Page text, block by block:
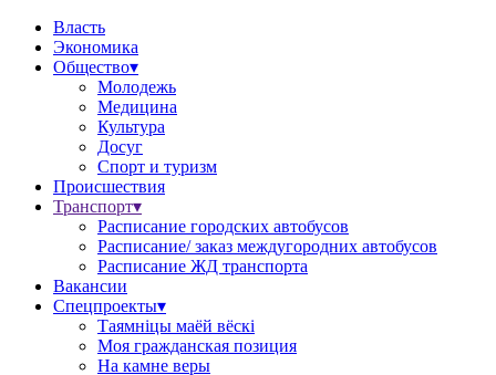
Власть
Экономика
Общество▾
Молодежь
Медицина
Культура
Досуг
Спорт и туризм
Происшествия
Транспорт▾
Расписание городских автобусов
Расписание/ заказ междугородних автобусов
Расписание ЖД транспорта
Вакансии
Спецпроекты▾
Таямніцы маёй вёскі
Моя гражданская позиция
На камне веры